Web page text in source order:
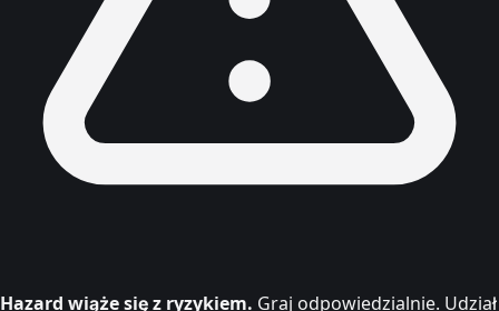
Hazard wiąże się z ryzykiem. Graj odpowiedzialnie. Udział